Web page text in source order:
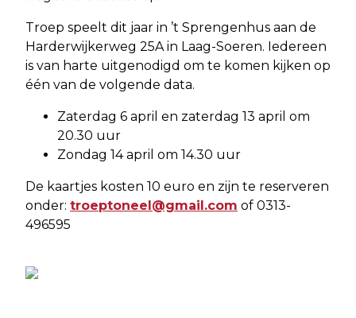
Troep speelt dit jaar in ’t Sprengenhus aan de
Harderwijkerweg 25A in Laag-Soeren. Iedereen
is van harte uitgenodigd om te komen kijken op
één van de volgende data.
Zaterdag 6 april en zaterdag 13 april om
20.30 uur
Zondag 14 april om 14.30 uur
De kaartjes kosten 10 euro en zijn te reserveren
onder: troeptoneel@gmail.com of 0313-
496595